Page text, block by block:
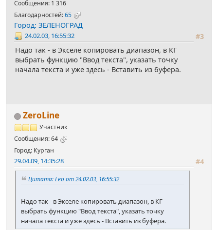
Сообщения: 1 316
Благодарностей:65
Город: ЗЕЛЕНОГРАД
#3
24.02.03, 16:55:32
Надо так - в Экселе копировать диапазон, в КГ
выбрать функцию "Ввод текста", указать точку
начала текста и уже здесь - Вставить из буфера.
ZeroLine
Участник
Сообщения: 64
Город: Курган
#4
29.04.09, 14:35:28
Цитата: Leo от 24.02.03, 16:55:32
Надо так - в Экселе копировать диапазон, в КГ
выбрать функцию "Ввод текста", указать точку
начала текста и уже здесь - Вставить из буфера.